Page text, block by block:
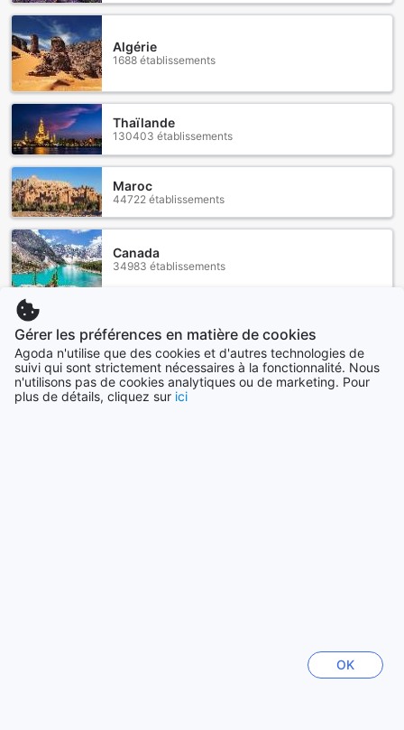
Algérie
1688 établissements
Thaïlande
130403 établissements
Maroc
44722 établissements
Canada
34983 établissements
Tout voir
Villes en vogue
Gérer les préférences en matière de cookies
Agoda n'utilise que des cookies et d'autres technologies de
suivi qui sont strictement nécessaires à la fonctionnalité. Nous
n'utilisons pas de cookies analytiques ou de marketing. Pour
plus de détails, cliquez sur ici
OK